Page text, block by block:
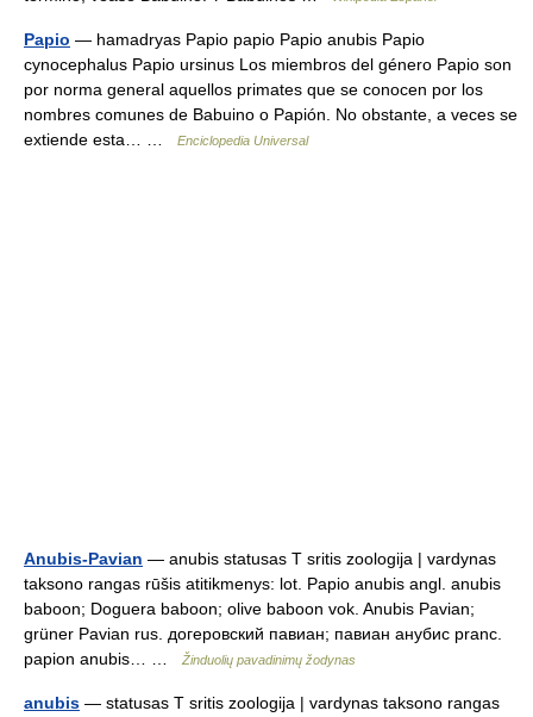
Papio — hamadryas Papio papio Papio anubis Papio
cynocephalus Papio ursinus Los miembros del género Papio son
por norma general aquellos primates que se conocen por los
nombres comunes de Babuino o Papión. No obstante, a veces se
extiende esta… …
Enciclopedia Universal
Anubis-Pavian — anubis statusas T sritis zoologija | vardynas
taksono rangas rūšis atitikmenys: lot. Papio anubis angl. anubis
baboon; Doguera baboon; olive baboon vok. Anubis Pavian;
grüner Pavian rus. догеровский павиан; павиан анубис pranc.
papion anubis… …
Žinduolių pavadinimų žodynas
anubis — statusas T sritis zoologija | vardynas taksono rangas